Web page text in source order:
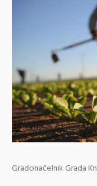
Gradonačelnik Grada